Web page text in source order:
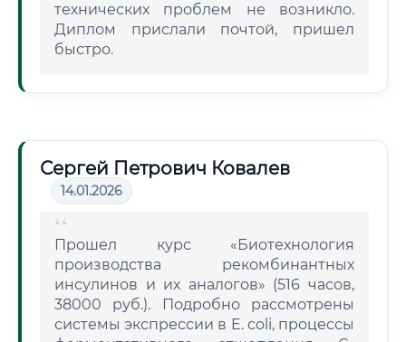
технических проблем не возникло.
Диплом прислали почтой, пришел
быстро.
Сергей Петрович Ковалев
14.01.2026
Прошел курс «Биотехнология
производства рекомбинантных
инсулинов и их аналогов» (516 часов,
38000 руб.). Подробно рассмотрены
системы экспрессии в E. coli, процессы